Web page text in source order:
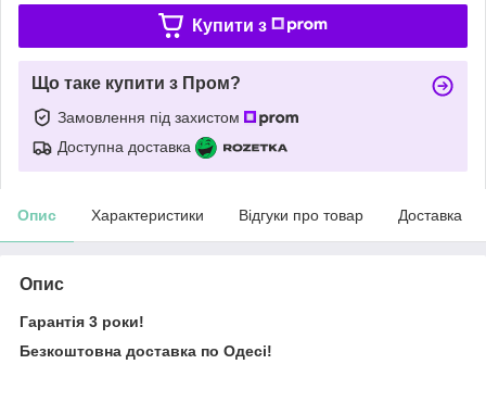
Купити з
Що таке купити з Пром?
Замовлення під захистом
Доступна доставка
Опис Характеристики Відгуки про товар Доставка
Опис
Гарантія 3 роки!
Безкоштовна доставка по Одесі!